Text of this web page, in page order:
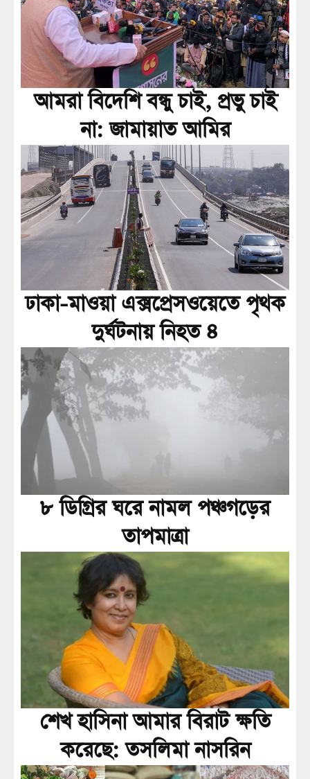
আমরা বিদেশি বন্ধু চাই, প্রভু চাই
না: জামায়াত আমির
ঢাকা-মাওয়া এক্সপ্রেসওয়েতে পৃথক
দুর্ঘটনায় নিহত ৪
৮ ডিগ্রির ঘরে নামল পঞ্চগড়ের
তাপমাত্রা
শেখ হাসিনা আমার বিরাট ক্ষতি
করেছে: তসলিমা নাসরিন